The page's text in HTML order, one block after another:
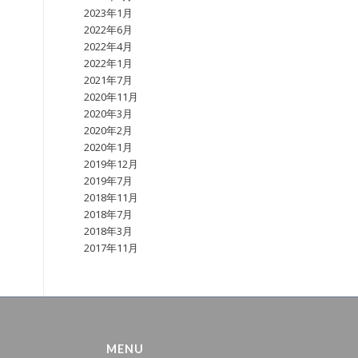
2023年1月
2022年6月
2022年4月
2022年1月
2021年7月
2020年11月
2020年3月
2020年2月
2020年1月
2019年12月
2019年7月
2018年11月
2018年7月
2018年3月
2017年11月
MENU